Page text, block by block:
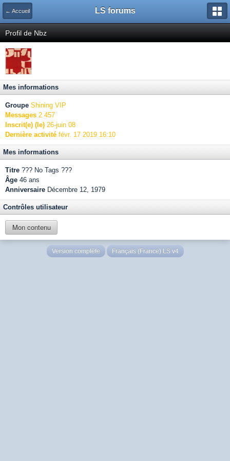
← Accueil LS forums
Profil de Nbz
Mes informations
Groupe Shining VIP
Messages 2 457
Inscrit(e) (le) 26-juin 08
Dernière activité févr. 17 2019 16:10
Mes informations
Titre ??? No Tags ???
Âge 46 ans
Anniversaire Décembre 12, 1979
Contrôles utilisateur
Mon contenu
Version complète Français (France) LS v4